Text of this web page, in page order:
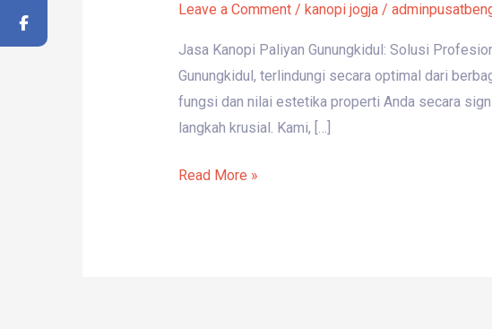
Leave a Comment / kanopi jogja/
Jasa Kanopi Paliyan Gunungkidul: Solusi
Gunungkidul, terlindungi secara optimal dari
fungsi dan nilai estetika properti Anda secara
langkah krusial. Kami, […]
Kanopi
Gunungkidul:
Profesional
untuk
Kanopi
Read More »